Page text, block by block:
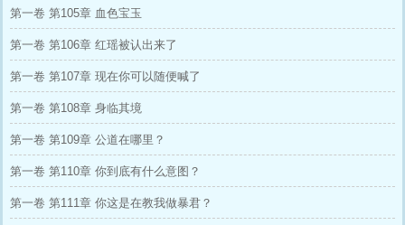
第一卷 第105章 血色宝玉
第一卷 第106章 红瑶被认出来了
第一卷 第107章 现在你可以随便喊了
第一卷 第108章 身临其境
第一卷 第109章 公道在哪里？
第一卷 第110章 你到底有什么意图？
第一卷 第111章 你这是在教我做暴君？